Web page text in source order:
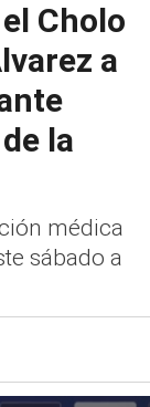
Cholo
a
la
médica
sábado a